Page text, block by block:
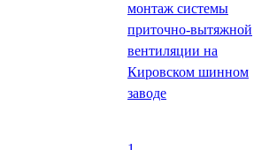
монтаж системы
приточно-вытяжной
вентиляции на
Кировском шинном
заводе